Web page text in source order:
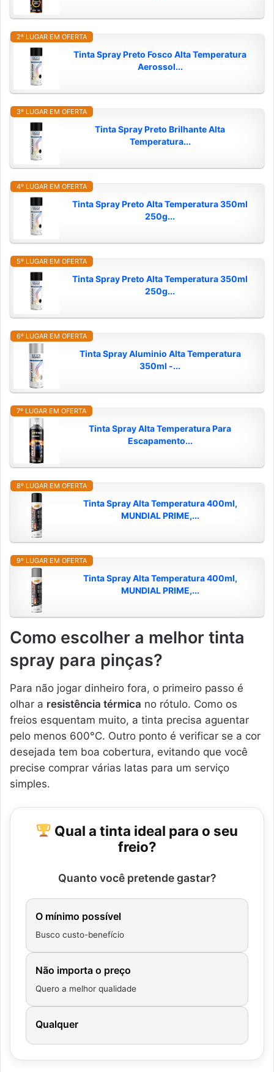
2º LUGAR EM OFERTA
Tinta Spray Preto Fosco Alta Temperatura
Aerossol...
3º LUGAR EM OFERTA
Tinta Spray Preto Brilhante Alta
Temperatura...
4º LUGAR EM OFERTA
Tinta Spray Preto Alta Temperatura 350ml
250g...
5º LUGAR EM OFERTA
Tinta Spray Preto Alta Temperatura 350ml
250g...
6º LUGAR EM OFERTA
Tinta Spray Aluminio Alta Temperatura
350ml -...
7º LUGAR EM OFERTA
Tinta Spray Alta Temperatura Para
Escapamento...
8º LUGAR EM OFERTA
Tinta Spray Alta Temperatura 400ml,
MUNDIAL PRIME,...
9º LUGAR EM OFERTA
Tinta Spray Alta Temperatura 400ml,
MUNDIAL PRIME,...
Como escolher a melhor tinta
spray para pinças?
Para não jogar dinheiro fora, o primeiro passo é
olhar a resistência térmica no rótulo. Como os
freios esquentam muito, a tinta precisa aguentar
pelo menos 600°C. Outro ponto é verificar se a cor
desejada tem boa cobertura, evitando que você
precise comprar várias latas para um serviço
simples.
Qual a tinta ideal para o seu
freio?
Quanto você pretende gastar?
O mínimo possível
Busco custo-benefício
Não importa o preço
Quero a melhor qualidade
Qualquer